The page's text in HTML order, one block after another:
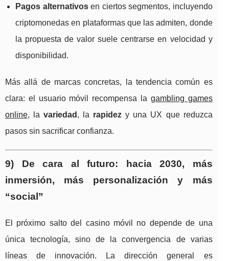
Pagos alternativosen ciertos segmentos, incluyendo
criptomonedas en plataformas que las admiten, donde
la propuesta de valor suele centrarse en velocidad y
disponibilidad.
Más allá de marcas concretas, la tendencia común es
clara: el usuario móvil recompensa la gambling games
online, lavariedad , la rapidez y una UX que reduzca
pasos sin sacrificar confianza.
9) De cara al futuro: hacia 2030, más
inmersión, más personalización y más
“social”
El próximo salto del casino móvil no depende de una
única tecnología, sino de la convergencia de varias
líneas de innovación. La dirección general es